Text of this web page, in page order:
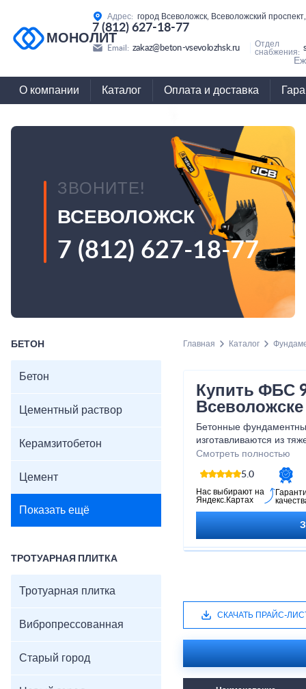
МОНОЛИТ
Адрес: город Всеволожск, Всеволожский
7 (812) 627-18-77
Email: zakaz@beton-vsevolozhsk.ru
Отдел
снабжения:
О компании Каталог Оплата и доставка
ЗВОНИТЕ!
ВСЕВОЛОЖСК
7 (812) 627-18-77
БЕТОН
Бетон
Цементный раствор
Керамзитобетон
Цемент
Показать ещё
ТРОТУАРНАЯ ПЛИТКА
Тротуарная плитка
Вибропрессованная
Старый город
Главная Каталог
Купить ФБС
Всеволожске
Бетонные
изготавливаются из
армироваться
Смотреть полностью
5.0
Нас выбирают на
Яндекс.Картах
СКАЧАТЬ ПРАЙС-